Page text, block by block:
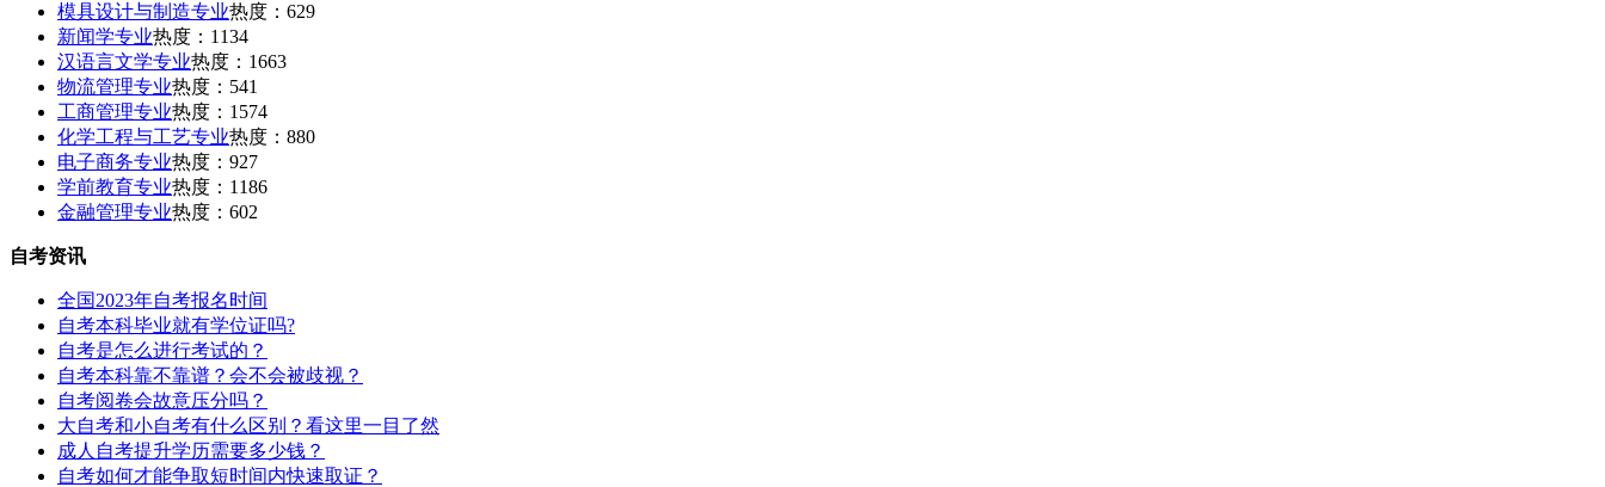
模具设计与制造专业热度：629
新闻学专业热度：1134
汉语言文学专业热度：1663
物流管理专业热度：541
工商管理专业热度：1574
化学工程与工艺专业热度：880
电子商务专业热度：927
学前教育专业热度：1186
金融管理专业热度：602
自考资讯
全国2023年自考报名时间
自考本科毕业就有学位证吗?
自考是怎么进行考试的？
自考本科靠不靠谱？会不会被歧视？
自考阅卷会故意压分吗？
大自考和小自考有什么区别？看这里一目了然
成人自考提升学历需要多少钱？
自考如何才能争取短时间内快速取证？